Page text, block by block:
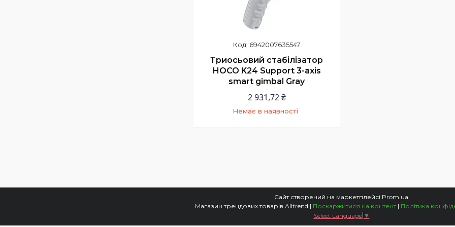
6942007635547
Триосьовий стабілізатор
HOCO K24 Support 3-axis
smart gimbal Gray
2 931,72 ₴
Немає в наявності
Сайт створений на маркетплейсі Prom.ua
Магазин трендових товарів Alltrend | Поскаржитися на контент | Політика
Select Language ▼